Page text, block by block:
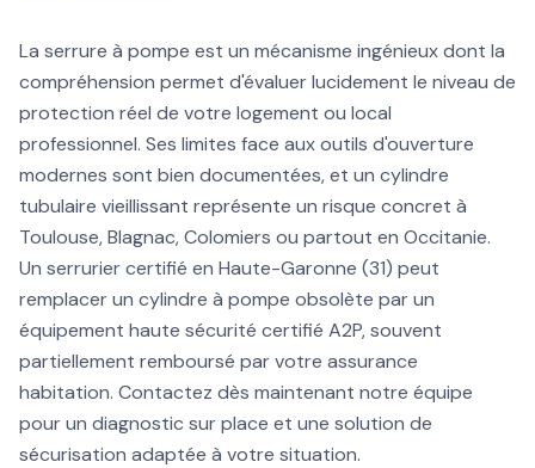
La serrure à pompe est un mécanisme ingénieux dont la
compréhension permet d'évaluer lucidement le niveau de
protection réel de votre logement ou local
professionnel. Ses limites face aux outils d'ouverture
modernes sont bien documentées, et un cylindre
tubulaire vieillissant représente un risque concret à
Toulouse, Blagnac, Colomiers ou partout en Occitanie.
Un serrurier certifié en Haute-Garonne (31) peut
remplacer un cylindre à pompe obsolète par un
équipement haute sécurité certifié A2P, souvent
partiellement remboursé par votre assurance
habitation. Contactez dès maintenant notre équipe
pour un diagnostic sur place et une solution de
sécurisation adaptée à votre situation.